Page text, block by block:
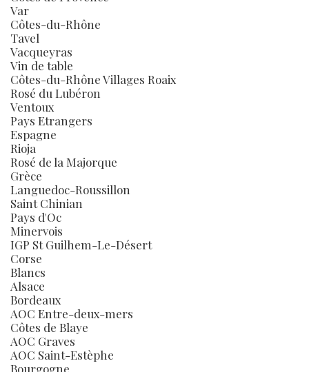
Var
Côtes-du-Rhône
Tavel
Vacqueyras
Vin de table
Côtes-du-Rhône Villages Roaix
Rosé du Lubéron
Ventoux
Pays Etrangers
Espagne
Rioja
Rosé de la Majorque
Grèce
Languedoc-Roussillon
Saint Chinian
Pays d'Oc
Minervois
IGP St Guilhem-Le-Désert
Corse
Blancs
Alsace
Bordeaux
AOC Entre-deux-mers
Côtes de Blaye
AOC Graves
AOC Saint-Estèphe
Bourgogne